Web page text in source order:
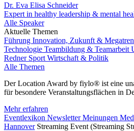
Dr. Eva Elisa Schneider
Expert in healthy leadership & mental
Alle Speaker
Aktuelle Themen
Führung Innovation, Zukunft &
Technologie Teambildung & Teamarbeit
Redner Sport Wirtschaft & Politik
Alle Themen
Der Location Award by fiylo® ist eine
für besondere Veranstaltungsflächen in
Mehr erfahren
Eventlexikon NewsletterMeinungen
Hannover Streaming Event (Streaming